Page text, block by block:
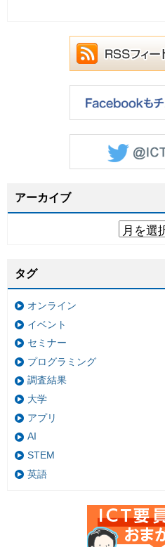
アーカイブ
タグ
オンライン
イベント
セミナー
プログラミング
調査結果
大学
アプリ
AI
STEM
英語